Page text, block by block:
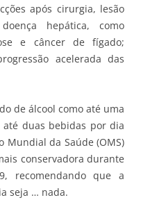
após cirurgia, lesão
hepática, como
e câncer de fígado;
acelerada das
de álcool como até uma
duas bebidas por dia
Mundial da Saúde (OMS)
conservadora durante
recomendando que a
seja … nada.